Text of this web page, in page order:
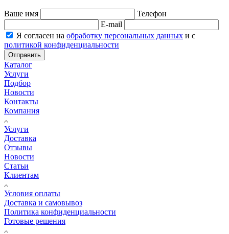
Ваше имя
Телефон
E-mail
Я согласен на обработку персональных данных и с
политикой конфиденциальности
Отправить
Каталог
Услуги
Подбор
Новости
Контакты
Компания
Услуги
Доставка
Отзывы
Новости
Статьи
Клиентам
Условия оплаты
Доставка и самовывоз
Политика конфиденциальности
Готовые решения